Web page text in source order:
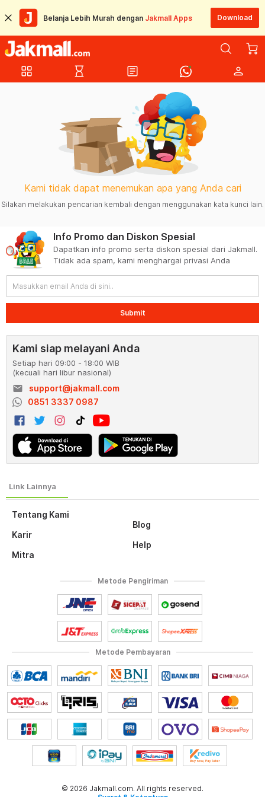
Belanja Lebih Murah dengan Jakmall Apps Download
grid_view hourglass_empty article person
Kami tidak dapat menemukan apa yang Anda cari
Silakan melakukan pencarian kembali dengan menggunakan kata kunci lain.
Tentang Kami
Karir
Mitra
Blog
Help
Info Promo dan Diskon Spesial
Dapatkan info promo serta diskon spesial dari Jakmall.
Tidak ada spam, kami menghargai privasi Anda
Submit
Kami siap melayani Anda
Setiap hari 09:00 - 18:00 WIB
(kecuali hari libur nasional)
email
support@jakmall.com
0851 3337 0987
Metode Pembayaran
Metode Pengiriman
© 2026 Jakmall.com. All rights reserved.